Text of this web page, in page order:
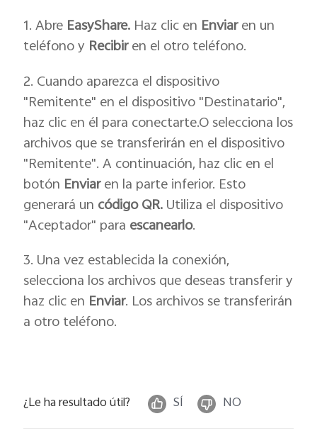
1.Abre EasyShare. Haz clic en Enviaren un
teléfono y Recibiren el otro teléfono.
2. Cuando aparezca el dispositivo
"Remitente" en el dispositivo "Destinatario",
haz clic en él para conectarte.O selecciona los
archivos que se transferirán en el dispositivo
"Remitente". A continuación, haz clic en el
botón Enviaren la parte inferior. Esto
generará un código QR.Utiliza el dispositivo
"Aceptador" para escanearlo.
3. Una vez establecida la conexión,
selecciona los archivos que deseas transferir y
haz clic en Enviar. Los archivos se transferirán
a otro teléfono.
¿Le ha resultado útil? SÍ NO